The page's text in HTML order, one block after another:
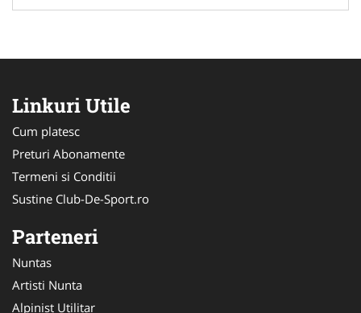
Linkuri Utile
Cum platesc
Preturi Abonamente
Termeni si Conditii
Sustine Club-De-Sport.ro
Parteneri
Nuntas
Artisti Nunta
Alpinist Utilitar